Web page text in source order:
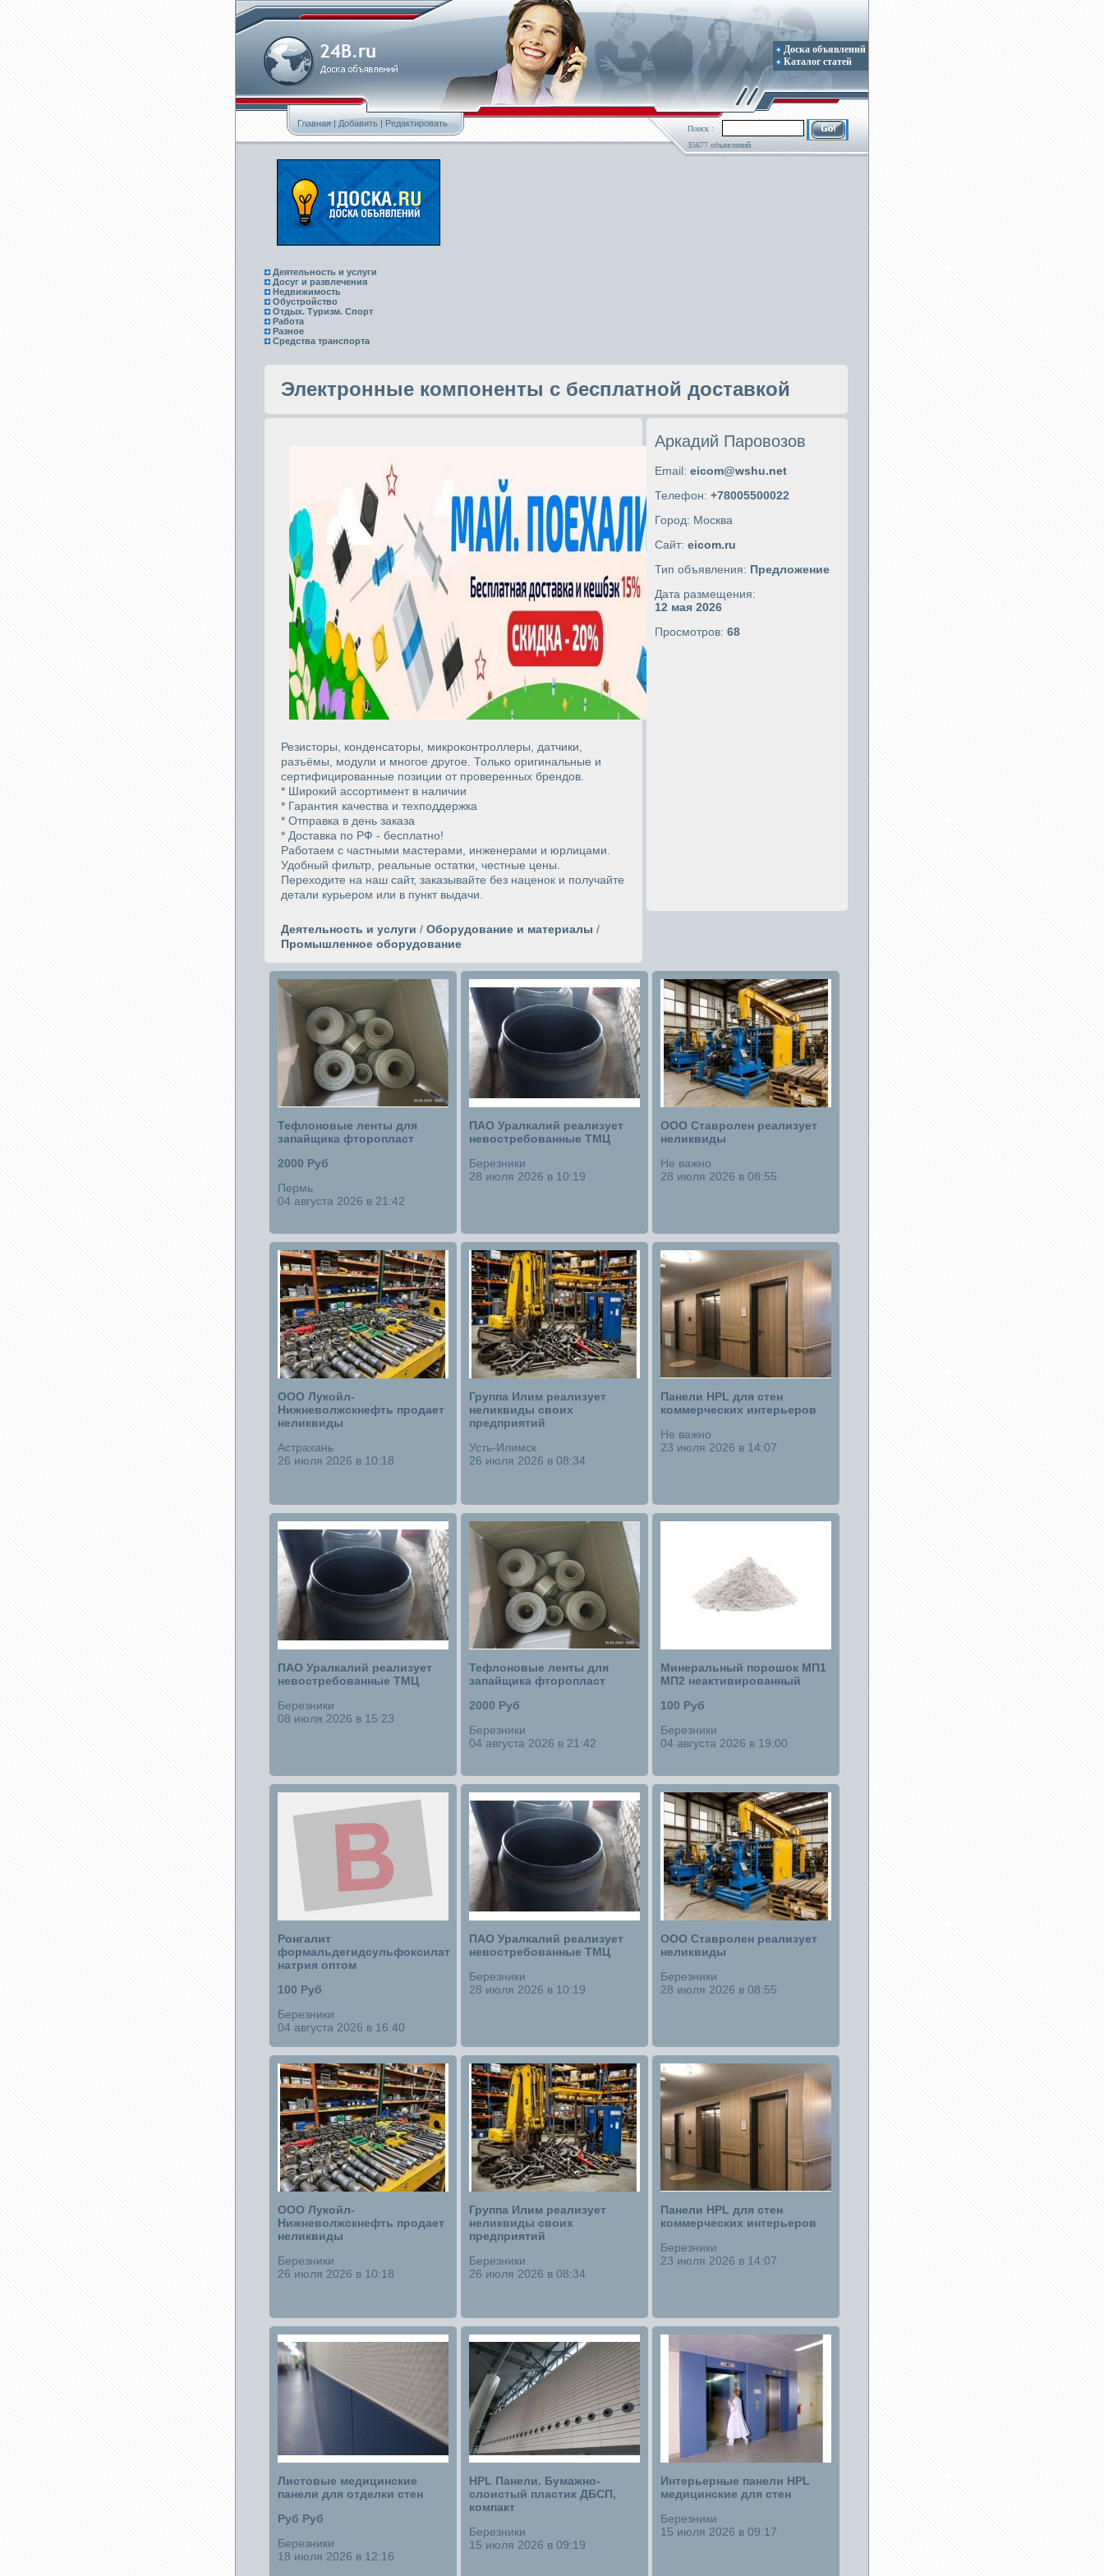
Доска объявлений
Каталог статей
Главная|Добавить | Редактировать
Поиск :
35677 объявлений
Деятельность и услуги
Досуг и развлечения
Недвижимость
Обустройство
Отдых. Туризм. Спорт
Работа
Разное
Средства транспорта
Электронные компоненты с бесплатной доставкой
Резисторы, конденсаторы, микроконтроллеры, датчики,
разъёмы, модули и многое другое. Только оригинальные и
сертифицированные позиции от проверенных брендов.
* Широкий ассортимент в наличии
* Гарантия качества и техподдержка
* Отправка в день заказа
* Доставка по РФ - бесплатно!
Работаем с частными мастерами, инженерами и юрлицами.
Удобный фильтр, реальные остатки, честные цены.
Переходите на наш сайт, заказывайте без наценок и получайте
детали курьером или в пункт выдачи.
Деятельность и услуги / Оборудование и материалы /
Промышленное оборудование
Аркадий Паровозов
Email: eicom@wshu.net
Телефон: +78005500022
Город: Москва
Сайт: eicom.ru
Тип объявления: Предложение
Дата размещения:
12 мая 2026
Просмотров: 68
Тефлоновые ленты для
запайщика фторопласт
2000 Руб
Пермь
04 августа 2026 в 21:42
ПАО Уралкалий реализует
невостребованные ТМЦ
Березники
28 июля 2026 в 10:19
ООО Ставролен реализует
неликвиды
Не важно
28 июля 2026 в 08:55
ООО Лукойл-
Нижневолжскнефть продает
неликвиды
Астрахань
26 июля 2026 в 10:18
Группа Илим реализует
неликвиды своих
предприятий
Усть-Илимск
26 июля 2026 в 08:34
Панели HPL для стен
коммерческих интерьеров
Не важно
23 июля 2026 в 14:07
ПАО Уралкалий реализует
невостребованные ТМЦ
Березники
08 июля 2026 в 15:23
Тефлоновые ленты для
запайщика фторопласт
2000 Руб
Березники
04 августа 2026 в 21:42
Минеральный порошок МП1
МП2 неактивированный
100 Руб
Березники
04 августа 2026 в 19:00
Ронгалит
формальдегидсульфоксилат
натрия оптом
100 Руб
Березники
04 августа 2026 в 16:40
ПАО Уралкалий реализует
невостребованные ТМЦ
Березники
28 июля 2026 в 10:19
ООО Ставролен реализует
неликвиды
Березники
28 июля 2026 в 08:55
ООО Лукойл-
Нижневолжскнефть продает
неликвиды
Березники
26 июля 2026 в 10:18
Группа Илим реализует
неликвиды своих
предприятий
Березники
26 июля 2026 в 08:34
Панели HPL для стен
коммерческих интерьеров
Березники
23 июля 2026 в 14:07
Листовые медицинские
панели для отделки стен
Руб Руб
Березники
18 июля 2026 в 12:16
HPL Панели. Бумажно-
слоистый пластик ДБСП,
компакт
Березники
15 июля 2026 в 09:19
Интерьерные панели HPL
медицинские для стен
Березники
15 июля 2026 в 09:17